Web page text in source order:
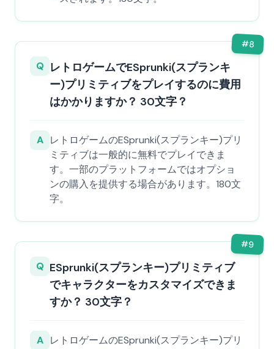
#8
Q レトロゲームでESprunki(スプランキ
ー)プリミティブをプレイするのに費用
はかかりますか？ 30文字？
A レトロゲームのESprunki(スプランキー)プリ
ミティブは一般的に無料でプレイできま
す。一部のプラットフォームではオプショ
ンの購入を提供する場合があります。180文
字。
#9
Q ESprunki(スプランキー)プリミティブ
でキャラクターをカスタマイズできま
すか？ 30文字？
A レトロゲームのESprunki(スプランキー)プリ